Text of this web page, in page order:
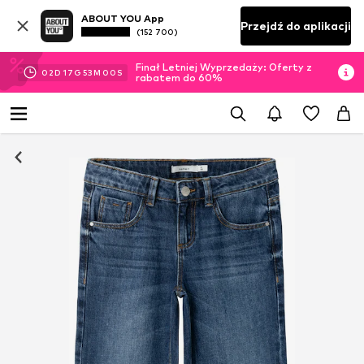
ABOUT YOU App
(152 700) Przejdź do aplikacji
02D 17 G 52M 59S
Finał Letniej Wyprzedaży: Oferty z
rabatem do 60%